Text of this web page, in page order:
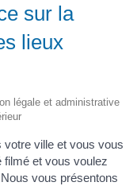
sur la
lieux
légale et administrative
ville et vous vous
filmé et vous voulez
vous présentons